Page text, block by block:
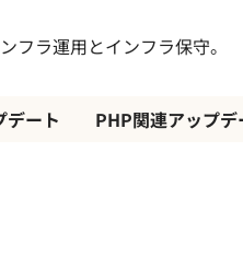
フラ運用とインフラ保守。
デート PHP関連アップデ